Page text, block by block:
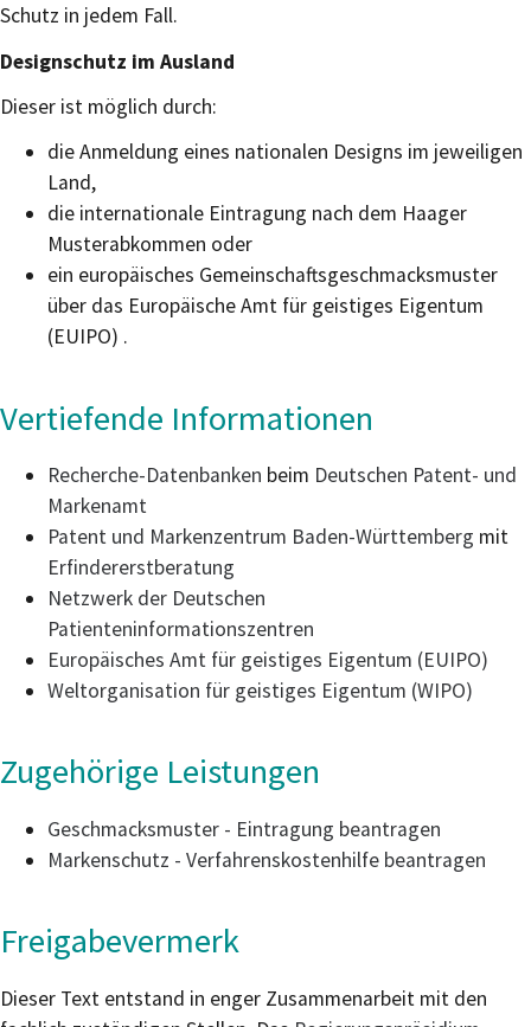
Schutz in jedem Fall.
Designschutz im Ausland
Dieser ist möglich durch:
die Anmeldung eines nationalen Designs im jeweiligen
Land,
die internationale Eintragung nach dem Haager
Musterabkommen oder
ein europäisches Gemeinschaftsgeschmacksmuster
über das Europäische Amt für geistiges Eigentum
(EUIPO) .
Vertiefende Informationen
Recherche-Datenbanken beim Deutschen Patent- und
Markenamt
Patent und Markenzentrum Baden-Württemberg mit
Erfindererstberatung
Netzwerk der Deutschen
Patienteninformationszentren
Europäisches Amt für geistiges Eigentum (EUIPO)
Weltorganisation für geistiges Eigentum (WIPO)
Zugehörige Leistungen
Geschmacksmuster - Eintragung beantragen
Markenschutz - Verfahrenskostenhilfe beantragen
Freigabevermerk
Dieser Text entstand in enger Zusammenarbeit mit den